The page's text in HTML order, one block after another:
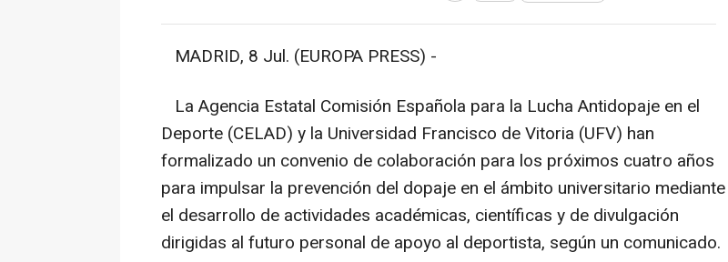
MADRID, 8 Jul. (EUROPA PRESS) -
La Agencia Estatal Comisión Española para la Lucha Antidopaje en el
Deporte (CELAD) y la Universidad Francisco de Vitoria (UFV) han
formalizado un convenio de colaboración para los próximos cuatro años
para impulsar la prevención del dopaje en el ámbito universitario mediante
el desarrollo de actividades académicas, científicas y de divulgación
dirigidas al futuro personal de apoyo al deportista, según un comunicado.